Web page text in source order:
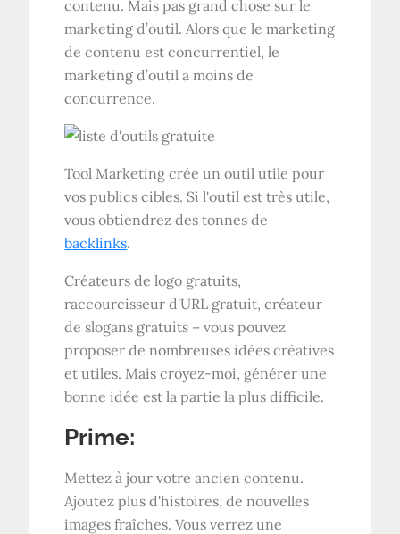
contenu. Mais pas grand chose sur le
marketing d’outil. Alors que le marketing
de contenu est concurrentiel, le
marketing d’outil a moins de
concurrence.
Tool Marketing crée un outil utile pour
vos publics cibles. Si l'outil est très utile,
vous obtiendrez des tonnes de
backlinks.
Créateurs de logo gratuits,
raccourcisseur d'URL gratuit, créateur
de slogans gratuits – vous pouvez
proposer de nombreuses idées créatives
et utiles. Mais croyez-moi, générer une
bonne idée est la partie la plus difficile.
Prime:
Mettez à jour votre ancien contenu.
Ajoutez plus d'histoires, de nouvelles
images fraîches. Vous verrez une